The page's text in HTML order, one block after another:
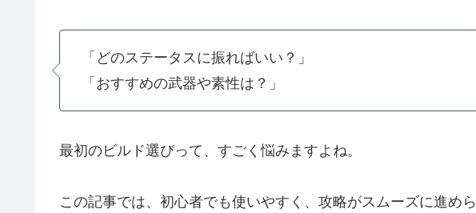
「どのステータスに振ればいい？」
「おすすめの武器や素性は？」
最初のビルド選びって、すごく悩みますよね。
この記事では、初心者でも使いやすく、攻略がスムーズに進め